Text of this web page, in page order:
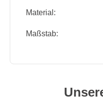
Material:
Maßstab: